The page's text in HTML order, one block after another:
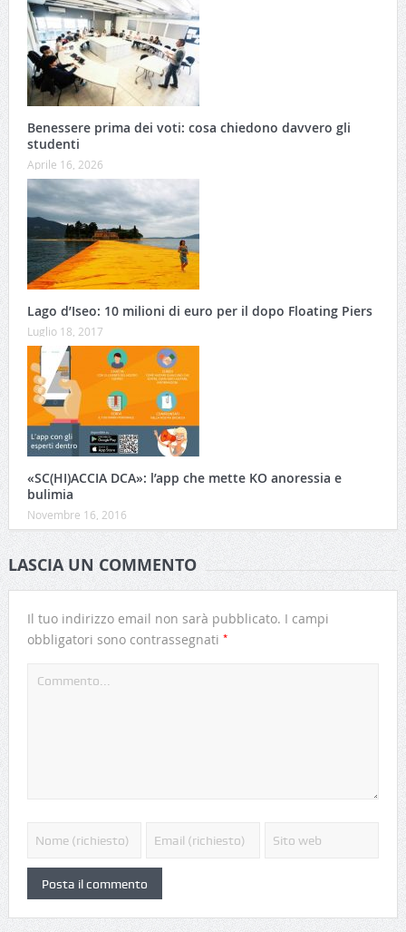
Benessere prima dei voti: cosa chiedono davvero gli
studenti
Aprile 16, 2026
Lago d’Iseo: 10 milioni di euro per il dopo Floating Piers
Luglio 18, 2017
«SC(HI)ACCIA DCA»: l’app che mette KO anoressia e
bulimia
Novembre 16, 2016
LASCIA UN COMMENTO
Il tuo indirizzo email non sarà pubblicato. I campi
obbligatori sono contrassegnati *